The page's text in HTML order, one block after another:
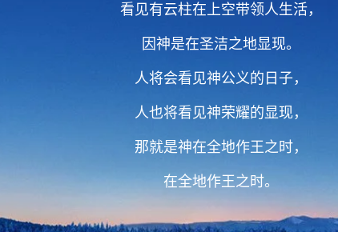
看见有云柱在上空带领人生活，
因神是在圣洁之地显现。
人将会看见神公义的日子，
人也将看见神荣耀的显现，
那就是神在全地作王之时，
在全地作王之时。